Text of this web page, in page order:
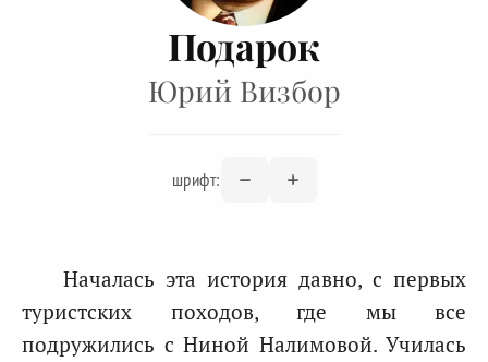
Подарок
Юрий Визбор
шрифт:
Началась эта история давно, с первых
туристских походов, где мы все
подружились с Ниной Налимовой. Училась